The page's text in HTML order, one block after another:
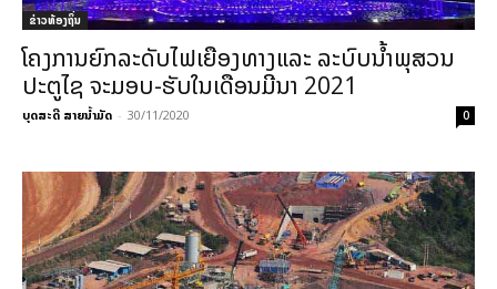
ຂ່າວທ້ອງຖິ່ນ
ໂຄງການຍົກລະດັບໄຟເຍືອງທາງແລະ ລະບົບນໍ້າພຸສວນ
ປະຕູໄຊ ຈະມອບ-ຮັບໃນເດືອນມີນາ 2021
ບຸດສະດີ ສາຍນ້ຳມັດ - 30/11/2020 0